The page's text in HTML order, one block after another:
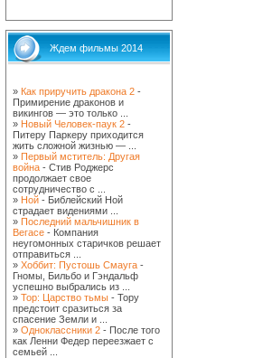
Ждем фильмы 2014
» Как приручить дракона 2 -
Примирение драконов и
викингов — это только ...
» Новый Человек-паук 2 -
Питеру Паркеру приходится
жить сложной жизнью — ...
» Первый мститель: Другая
война - Стив Роджерс
продолжает свое
сотрудничество с ...
» Ной - Библейский Ной
страдает видениями ...
» Последний мальчишник в
Вегасе - Компания
неугомонных старичков решает
отправиться ...
» Хоббит: Пустошь Смауга -
Гномы, Бильбо и Гэндальф
успешно выбрались из ...
» Тор: Царство тьмы - Тору
предстоит сразиться за
спасение Земли и ...
» Одноклассники 2 - После того
как Ленни Федер переезжает с
семьей ...